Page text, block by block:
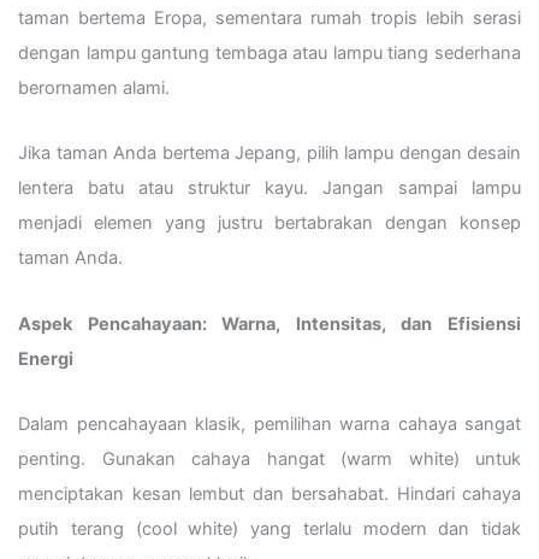
taman bertema Eropa, sementara rumah tropis lebih serasi
dengan lampu gantung tembaga atau lampu tiang sederhana
berornamen alami.
Jika taman Anda bertema Jepang, pilih lampu dengan desain
lentera batu atau struktur kayu. Jangan sampai lampu
menjadi elemen yang justru bertabrakan dengan konsep
taman Anda.
Aspek Pencahayaan: Warna, Intensitas, dan Efisiensi
Energi
Dalam pencahayaan klasik, pemilihan warna cahaya sangat
penting. Gunakan cahaya hangat (warm white) untuk
menciptakan kesan lembut dan bersahabat. Hindari cahaya
putih terang (cool white) yang terlalu modern dan tidak